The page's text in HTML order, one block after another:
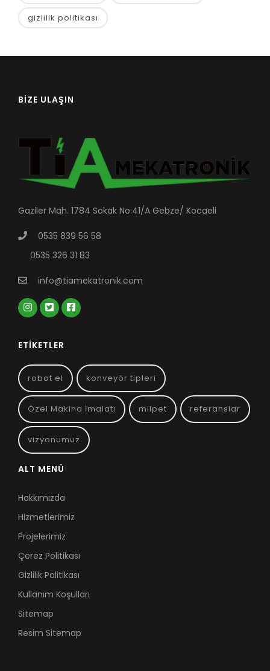
gizlilik politikası
BIZE ULAŞIN
Gaziler Mah. 1784 Sokak No:41/A Gebze/ Kocaeli
0535 839 56 58
0535 326 31 83
info@tiamekatronik.com
ETIKETLER
robot el konveyör tipleri
Özel Makina İmalatı milpet referanslar
vizyonumuz
ALT MENÜ
Hakkımızda
Hizmetlerimiz
Projelerimiz
Çerez Politikası
Gizlilik Politikası
Kullanım Koşulları
Sitemap
Resim Sitemap